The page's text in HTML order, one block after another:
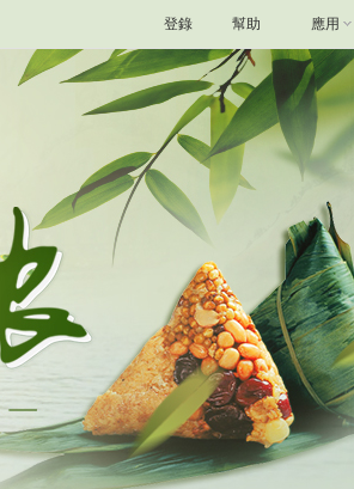
幫助 應用
登錄